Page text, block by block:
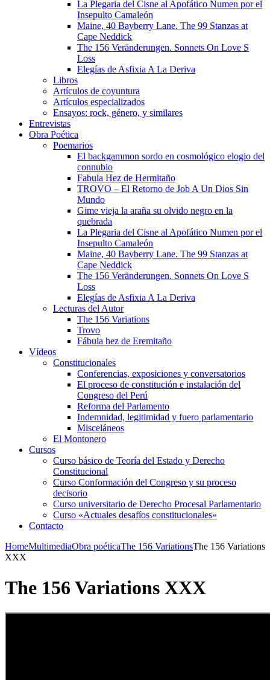
La Plegaria del Cisne al Apofático Numen por el
Insepulto Camaleón
Maine, 40 Bayberry Lane. The 99 Stanzas at
Cape Neddick
The 156 Veränderungen. Sonnets On Love S
Loss
Elegías de Asfixia A La Deriva
Libros
Artículos de coyuntura
Artículos especializados
Ensayos: rock, género, y similares
Entrevistas
Obra Poética
Poemarios
El backgammon sordo en cosmológico elogio del
connubio
Fabula Hez de Hermitaño
TROVO – El Retorno de Job A Un Dios Sin
Mundo
Gime vieja la araña su olvido negro en la
quebrada
La Plegaria del Cisne al Apofático Numen por el
Insepulto Camaleón
Maine, 40 Bayberry Lane. The 99 Stanzas at
Cape Neddick
The 156 Veränderungen. Sonnets On Love S
Loss
Elegías de Asfixia A La Deriva
Lecturas del Autor
The 156 Variations
Trovo
Fábula hez de Eremitaño
Vídeos
Constitucionales
Conferencias, exposiciones y conversatorios
El proceso de constitución e instalación del
Congreso del Perú
Reforma del Parlamento
Indemnidad, legitimidad y fuero parlamentario
Misceláneos
El Montonero
Cursos
Curso básico de Teoría del Estado y Derecho
Constitucional
Curso Conformación del Congreso y su proceso
decisorio
Curso universitario de Derecho Procesal Parlamentario
Curso «Actuales desafíos constitucionales»
Contacto
HomeMultimediaObra poéticaThe 156 VariationsThe 156 Variations
XXX
The 156 Variations XXX